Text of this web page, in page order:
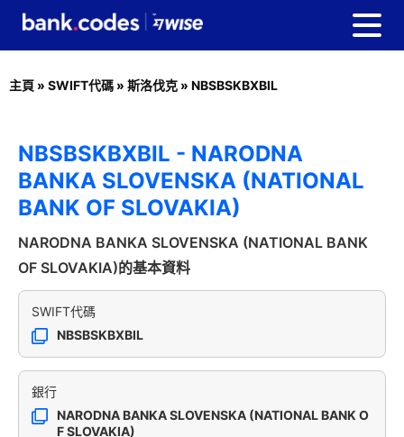
主頁 » SWIFT代碼 » 斯洛伐克 » NBSBSKBXBIL
NBSBSKBXBIL - NARODNA
BANKA SLOVENSKA (NATIONAL
BANK OF SLOVAKIA)
NARODNA BANKA SLOVENSKA (NATIONAL BANK
OF SLOVAKIA)的基本資料
SWIFT代碼
NBSBSKBXBIL
銀行
NARODNA BANKA SLOVENSKA (NATIONAL BANK O
F SLOVAKIA)